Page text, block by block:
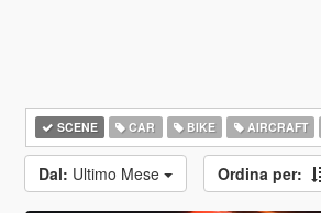
SCENE CAR BIKE AIRCRAFT
Dal: Ultimo Mese Ordina per: